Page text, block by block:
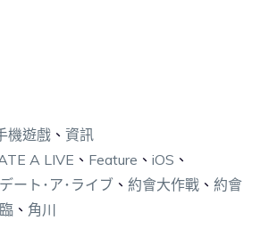
機遊戲、 資訊
A LIVE 、 Feature 、 iOS 、
デート･ア･ライブ 、 約會大作戰 、 約會
、 角川